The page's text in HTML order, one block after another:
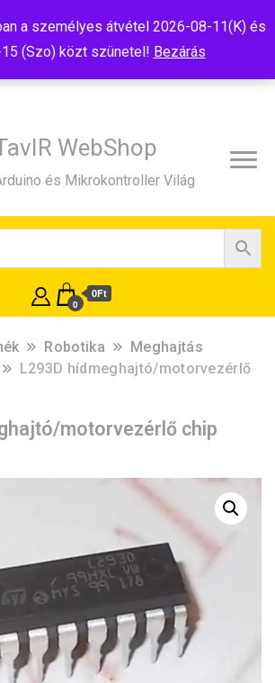
a személyes átvétel 2026-08-11(K) és
(Szo) közt szünetel! Bezárás
WebShop
és Mikrokontroller Világ
0
0Ft
Robotika
Meghajtás
L293D hídmeghajtó/motorvezérlő
motorvezérlő chip